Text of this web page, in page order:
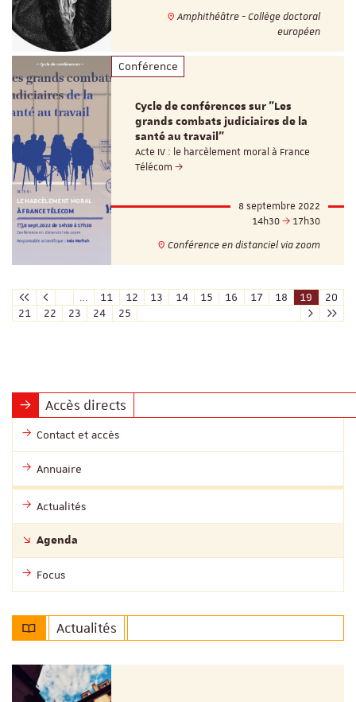
Amphithéâtre - Collège doctoral
européen
Conférence
Cycle de conférences sur "Les
grands combats judiciaires de la
santé au travail"
Acte IV : le harcèlement moral à France
Télécom
8 septembre 2022
14h30
17h30
Conférence en distanciel via zoom
… 11 12 13 14 15 16 17 18 19
20
21
22 23 24 25
Accès directs
Contact et accès
Annuaire
Actualités
Agenda
Focus
Actualités